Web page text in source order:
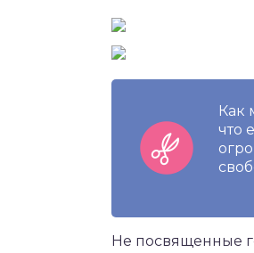
Как
что
Не посвященные